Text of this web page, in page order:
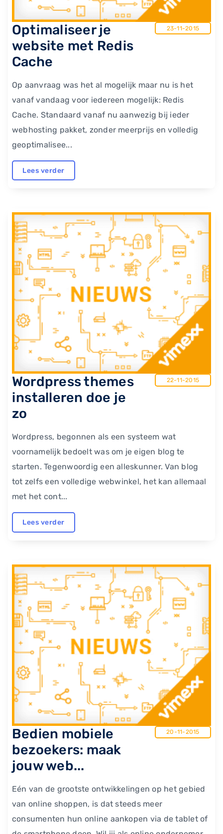
Optimaliseer je
website met Redis
Cache
23-11-2015
Op aanvraag was het al mogelijk maar nu is het
vanaf vandaag voor iedereen mogelijk: Redis
Cache. Standaard vanaf nu aanwezig bij ieder
webhosting pakket, zonder meerprijs en volledig
geoptimalisee...
Lees verder
Wordpress themes
installeren doe je
zo
22-11-2015
Wordpress, begonnen als een systeem wat
voornamelijk bedoelt was om je eigen blog te
starten. Tegenwoordig een alleskunner. Van blog
tot zelfs een volledige webwinkel, het kan allemaal
met het cont...
Lees verder
​Bedien mobiele
bezoekers: maak
jouw web...
20-11-2015
Eén van de grootste ontwikkelingen op het gebied
van online shoppen, is dat steeds meer
consumenten hun online aankopen via de tablet of